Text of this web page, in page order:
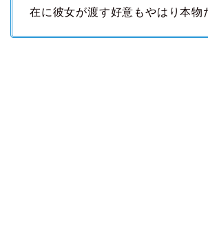
在に彼女が渡す好意もやはり本物